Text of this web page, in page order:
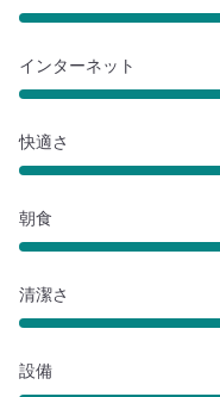
インターネット
快適さ
朝食
清潔さ
設備